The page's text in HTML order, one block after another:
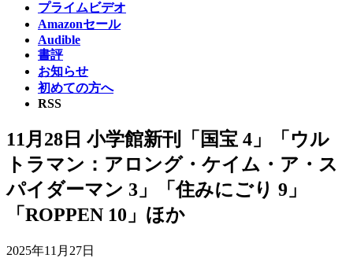
プライムビデオ
Amazonセール
Audible
書評
お知らせ
初めての方へ
RSS
11月28日 小学館新刊「国宝 4」「ウル
トラマン：アロング・ケイム・ア・ス
パイダーマン 3」「住みにごり 9」
「ROPPEN 10」ほか
2025年11月27日